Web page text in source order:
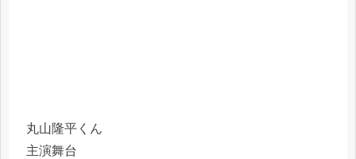
丸山隆平くん
主演舞台